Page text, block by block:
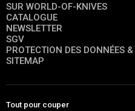
SUR WORLD-OF-KNIVES
CATALOGUE
NEWSLETTER
SGV
PROTECTION DES DONNÉES
SITEMAP
Tout pour couper